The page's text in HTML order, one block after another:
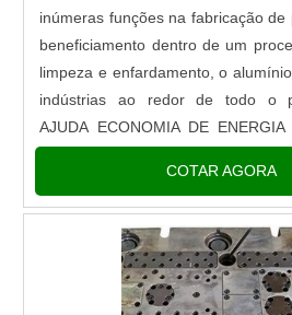
inúmeras funções na fabricação de
beneficiamento dentro de um
limpeza e enfardamento, o
indústrias ao redor de todo o
AJUDA ECONOMIA DE ENERGIA
estados:Perfis: usados n....
COTAR AGORA